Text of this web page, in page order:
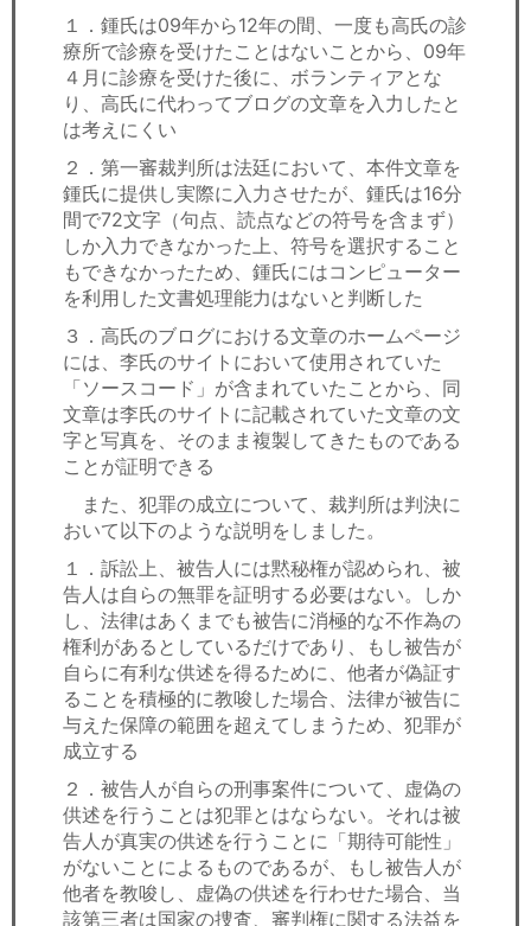
１．鍾氏は09年から12年の間、一度も高氏の診
療所で診療を受けたことはないことから、09年
４月に診療を受けた後に、ボランティアとな
り、高氏に代わってブログの文章を入力したと
は考えにくい
２．第一審裁判所は法廷において、本件文章を
鍾氏に提供し実際に入力させたが、鍾氏は16分
間で72文字（句点、読点などの符号を含まず）
しか入力できなかった上、符号を選択すること
もできなかったため、鍾氏にはコンピューター
を利用した文書処理能力はないと判断した
３．高氏のブログにおける文章のホームページ
には、李氏のサイトにおいて使用されていた
「ソースコード」が含まれていたことから、同
文章は李氏のサイトに記載されていた文章の文
字と写真を、そのまま複製してきたものである
ことが証明できる
また、犯罪の成立について、裁判所は判決に
おいて以下のような説明をしました。
１．訴訟上、被告人には黙秘権が認められ、被
告人は自らの無罪を証明する必要はない。しか
し、法律はあくまでも被告に消極的な不作為の
権利があるとしているだけであり、もし被告が
自らに有利な供述を得るために、他者が偽証す
ることを積極的に教唆した場合、法律が被告に
与えた保障の範囲を超えてしまうため、犯罪が
成立する
２．被告人が自らの刑事案件について、虚偽の
供述を行うことは犯罪とはならない。それは被
告人が真実の供述を行うことに「期待可能性」
がないことによるものであるが、もし被告人が
他者を教唆し、虚偽の供述を行わせた場合、当
該第三者は国家の捜査、審判権に関する法益を